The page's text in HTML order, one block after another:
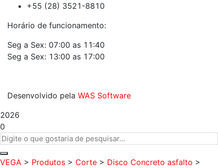
+55 (28) 3521-8810
Horário de funcionamento:
Seg a Sex: 07:00 as 11:40
Seg a Sex: 13:00 as 17:00
Desenvolvido pela WAS Software
2026
0
VEGA > Produtos > Corte > Disco Concreto asfalto >